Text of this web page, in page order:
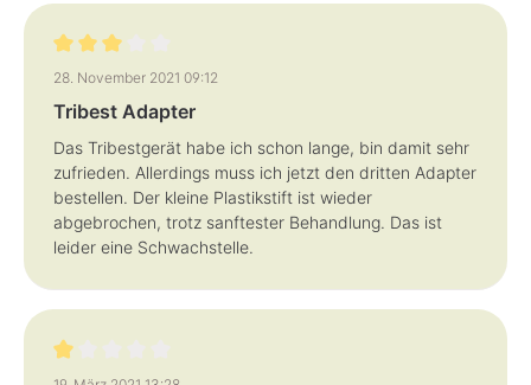
Bewertung mit 3 von 5 Sternen
28. November 2021 09:12
Tribest Adapter
Das Tribestgerät habe ich schon lange, bin damit sehr
zufrieden. Allerdings muss ich jetzt den dritten Adapter
bestellen. Der kleine Plastikstift ist wieder
abgebrochen, trotz sanftester Behandlung. Das ist
leider eine Schwachstelle.
Bewertung mit 1 von 5 Sternen